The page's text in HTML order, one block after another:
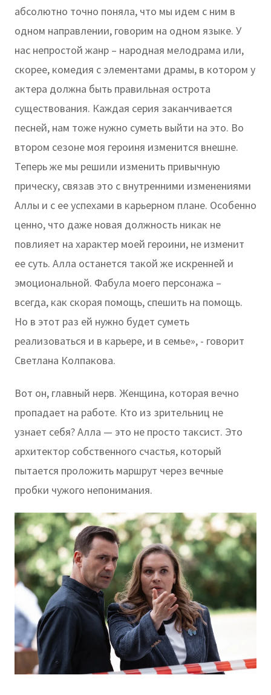
абсолютно точно поняла, что мы идем с ним в
одном направлении, говорим на одном языке. У
нас непростой жанр – народная мелодрама или,
скорее, комедия с элементами драмы, в котором у
актера должна быть правильная острота
существования. Каждая серия заканчивается
песней, нам тоже нужно суметь выйти на это. Во
втором сезоне моя героиня изменится внешне.
Теперь же мы решили изменить привычную
прическу, связав это с внутренними изменениями
Аллы и с ее успехами в карьерном плане. Особенно
ценно, что даже новая должность никак не
повлияет на характер моей героини, не изменит
ее суть. Алла останется такой же искренней и
эмоциональной. Фабула моего персонажа –
всегда, как скорая помощь, спешить на помощь.
Но в этот раз ей нужно будет суметь
реализоваться и в карьере, и в семье», - говорит
Светлана Колпакова.
Вот он, главный нерв. Женщина, которая вечно
пропадает на работе. Кто из зрительниц не
узнает себя? Алла — это не просто таксист. Это
архитектор собственного счастья, который
пытается проложить маршрут через вечные
пробки чужого непонимания.